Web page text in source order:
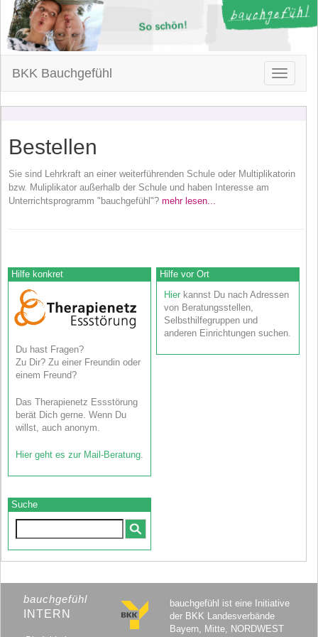
Toggle
BKK Bauchgefühl
Bestellen
Sie sind Lehrkraft an einer weiterführenden Schule oder Multiplikatorin
bzw. Muliplikator außerhalb der Schule und haben Interesse am
Unterrichtsprogramm "bauchgefühl"? mehr lesen...
Hilfe konkret
Du hast Fragen?
Zu Dir? Zu einer Freundin oder
einem Freund?
Das Therapienetz Essstörung
berät Dich gerne. Wenn Du
willst, auch anonym.
Hier geht es zur Mail-Beratung.
Hilfe vor Ort
Hier kannst Du nach Adressen
von Beratungsstellen,
Selbsthilfegruppen und
anderen Einrichtungen suchen.
Suche
bauchgefühl
INTERN
bauchgefühl ist eine Initiative
der BKK Landesverbände
Bayern, Mitte, NORDWEST